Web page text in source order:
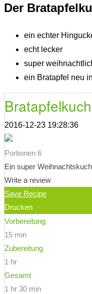
Der
ein echter
echt lecker
super
ein Bratapfel neu
2016-12-23 19:28:36
Portionen 6
Ein super
Write a review
Save Recipe
Drucken
Vorbereitung
15 min
Zubereitung
1 hr
Gesamt
1 hr 30 min